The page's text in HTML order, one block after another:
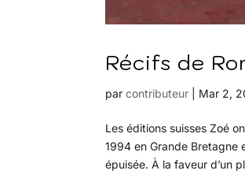
Récifs de
parcontributeur Mar 2,
Les éditions suisses Zoé
1994 en Grande Bretagne
épuisée. À la faveur d’un